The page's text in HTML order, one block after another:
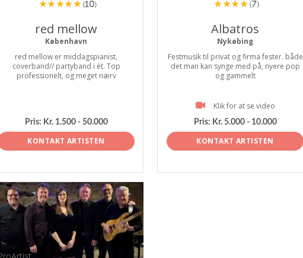
(10)
red mellow
København
red mellow er middagspianist,
coverband// partyband i ét. Top
professionelt, og meget nærv
Pris: Kr. 1.500 - 50.000
KONTAKT ARTISTEN
(7)
Albatros
Nykøbing
Festmusik til privat og firma fester. både
det man kan synge med på, nyere pop
og gammelt
Klik for at se video
Pris: Kr. 5.000 - 10.000
KONTAKT ARTISTEN